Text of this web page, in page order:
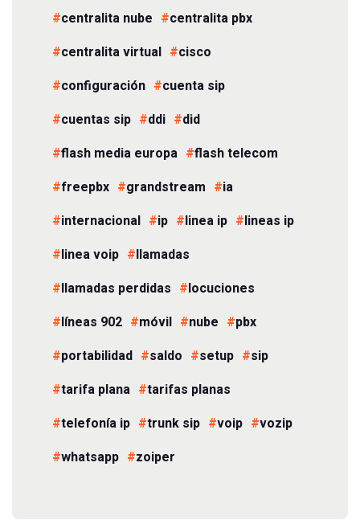
centralita nube
centralita pbx
centralita virtual
cisco
configuración
cuenta sip
cuentas sip
ddi
did
flash media europa
flash telecom
freepbx
grandstream
ia
internacional
ip linea ip
lineas ip
linea voip
llamadas
llamadas perdidas
locuciones
líneas 902
móvil nube
pbx
portabilidad
saldo setup
sip
tarifa plana
tarifas planas
telefonía ip
trunk sip voip
vozip
whatsapp
zoiper